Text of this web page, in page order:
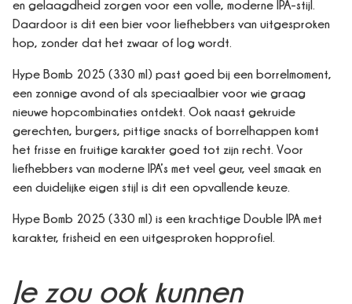
en gelaagdheid zorgen voor een volle, moderne IPA-stijl.
Daardoor is dit een bier voor liefhebbers van uitgesproken
hop, zonder dat het zwaar of log wordt.
Hype Bomb 2025 (330 ml) past goed bij een borrelmoment,
een zonnige avond of als speciaalbier voor wie graag
nieuwe hopcombinaties ontdekt. Ook naast gekruide
gerechten, burgers, pittige snacks of borrelhappen komt
het frisse en fruitige karakter goed tot zijn recht. Voor
liefhebbers van moderne IPA’s met veel geur, veel smaak en
een duidelijke eigen stijl is dit een opvallende keuze.
Hype Bomb 2025 (330 ml) is een krachtige Double IPA met
karakter, frisheid en een uitgesproken hopprofiel.
Je zou ook kunnen